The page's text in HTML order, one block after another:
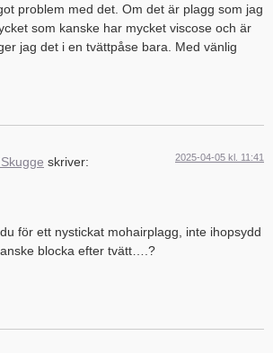
problem med det. Om det är plagg som jag
som kanske har mycket viscose och är
jag det i en tvättpåse bara. Med vänlig
skriver: 2025-04-05 kl. 11:41
för ett nystickat mohairplagg, inte ihopsydd
blocka efter tvätt….?